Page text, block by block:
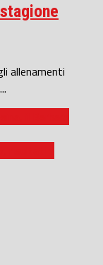
allenamenti